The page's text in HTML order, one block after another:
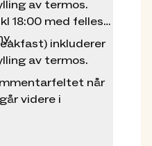
Medlemsrabatt
sesong, er hytta
med en DNT-nøkkel.
ha nøkkel.
flotte turmuligheter
av termos.
18:00 med felles
inkluderer
av termos.
når
videre i